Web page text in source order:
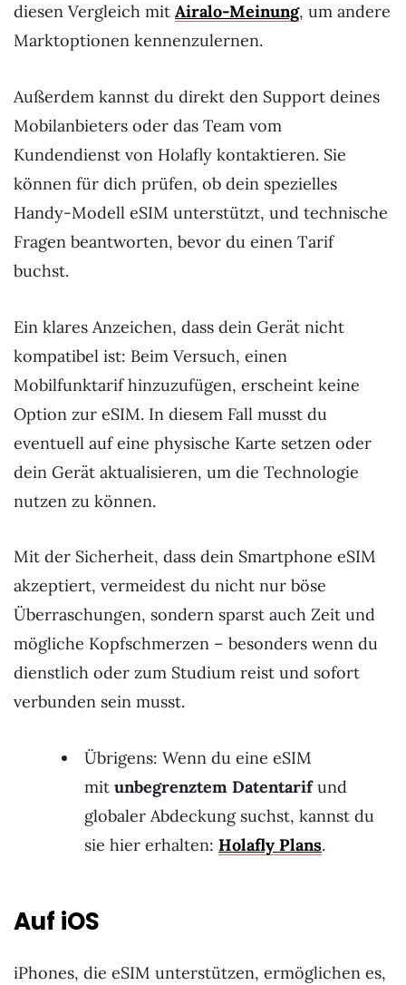
diesen Vergleich mit Airalo-Meinung, um andere
Marktoptionen kennenzulernen.
Außerdem kannst du direkt den Support deines
Mobilanbieters oder das Team vom
Kundendienst von Holafly kontaktieren. Sie
können für dich prüfen, ob dein spezielles
Handy-Modell eSIM unterstützt, und technische
Fragen beantworten, bevor du einen Tarif
buchst.
Ein klares Anzeichen, dass dein Gerät nicht
kompatibel ist: Beim Versuch, einen
Mobilfunktarif hinzuzufügen, erscheint keine
Option zur eSIM. In diesem Fall musst du
eventuell auf eine physische Karte setzen oder
dein Gerät aktualisieren, um die Technologie
nutzen zu können.
Mit der Sicherheit, dass dein Smartphone eSIM
akzeptiert, vermeidest du nicht nur böse
Überraschungen, sondern sparst auch Zeit und
mögliche Kopfschmerzen – besonders wenn du
dienstlich oder zum Studium reist und sofort
verbunden sein musst.
Übrigens: Wenn du eine eSIM
mit unbegrenztem Datentarifund
globaler Abdeckung suchst, kannst du
sie hier erhalten: Holafly Plans.
Auf iOS
iPhones, die eSIM unterstützen, ermöglichen es,